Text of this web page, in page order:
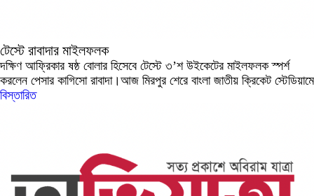
টেস্টে রাবাদার মাইলফলক
দক্ষিণ আফ্রিকার ষষ্ঠ বোলার হিসেবে টেস্টে ৩’শ উইকেটের মাইলফলক স্পর্শ
করলেন পেসার কাগিসো রাবাদা।আজ মিরপুর শেরে বাংলা জাতীয় ক্রিকেট স্টেডিয়ামে
বিস্তারিত